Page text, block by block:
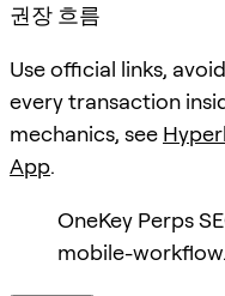
권장 흐름
Use official links,
every transaction
mechanics, see
App.
OneKey Perps
mobile-